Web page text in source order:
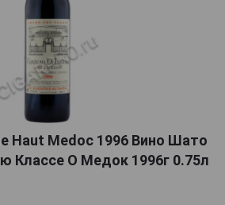
Haut Medoc 1996 Вино Шато
Классе О Медок 1996г 0.75л